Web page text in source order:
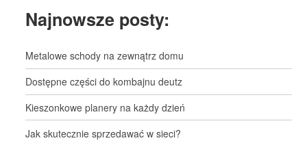
Najnowsze posty:
Metalowe schody na zewnątrz domu
Dostępne części do kombajnu deutz
Kieszonkowe planery na każdy dzień
Jak skutecznie sprzedawać w sieci?